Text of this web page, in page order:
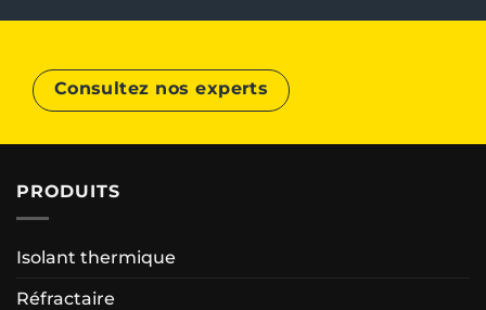
Consultez nos experts
PRODUITS
Isolant thermique
Réfractaire